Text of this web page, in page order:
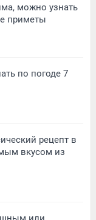
можно узнать
приметы
по погоде 7
рецепт в
вкусом из